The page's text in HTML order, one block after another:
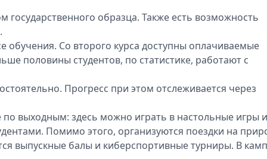
образца. Также есть возможность
обучения. Со второго курса доступны оплачиваемые
половины студентов, по статистике, работают с
Прогресс при этом отслеживается через
по выходным: здесь можно играть в настольные игры и
Помимо этого, организуются поездки на
выпускные балы и киберспортивные турниры. В